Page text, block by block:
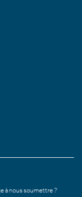
à nous soumettre ?